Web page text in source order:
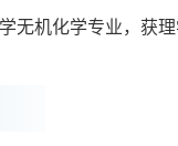
无机化学专业，获